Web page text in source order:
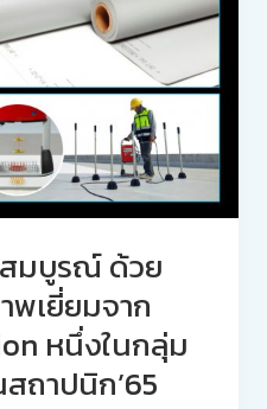
สมบูรณ์ ด้วย
เยี่ยมจาก
หนึ่งในกลุ่ม
ถาปนิก’65